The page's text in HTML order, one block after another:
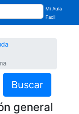
Mi Aula
Facil
Buscar
general